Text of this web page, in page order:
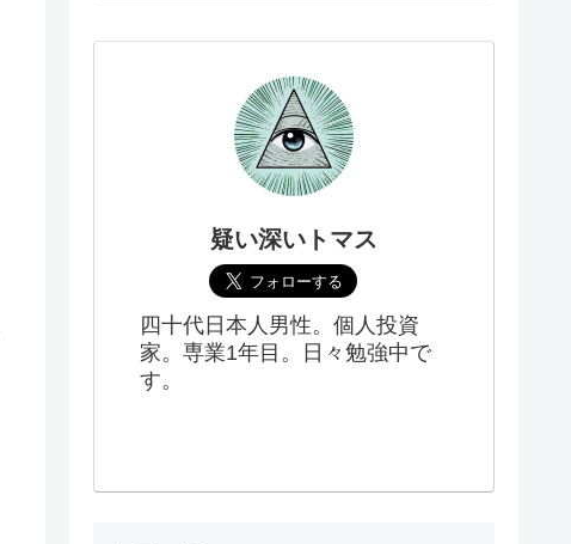
疑い深いトマス
四十代日本人男性。個人投資
家。専業1年目。日々勉強中で
す。